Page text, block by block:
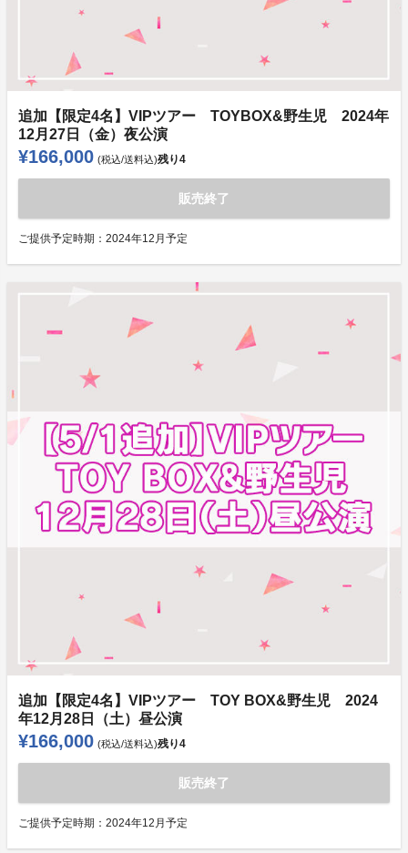
追加【限定4名】VIPツアー TOYBOX&野生児 2024年
12月27日（金）夜公演
¥166,000 (税込/送料込)残り4
販売終了
ご提供予定時期： 2024年12月予定
追加【限定4名】VIPツアー TOY BOX&野生児 2024
年12月28日（土）昼公演
¥166,000 (税込/送料込)残り4
販売終了
ご提供予定時期： 2024年12月予定